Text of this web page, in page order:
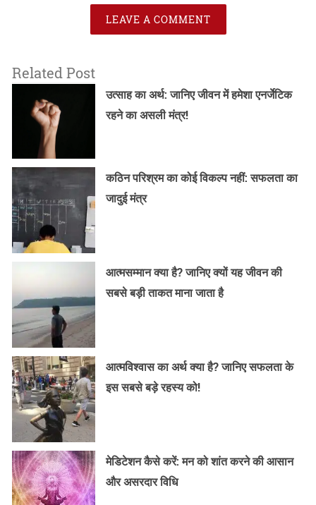
LEAVE A COMMENT
Related Post
उत्साह का अर्थ: जानिए जीवन में हमेशा एनर्जेटिक
रहने का असली मंत्र!
कठिन परिश्रम का कोई विकल्प नहीं: सफलता का
जादुई मंत्र
आत्मसम्मान क्या है? जानिए क्यों यह जीवन की
सबसे बड़ी ताकत माना जाता है
आत्मविश्वास का अर्थ क्या है? जानिए सफलता के
इस सबसे बड़े रहस्य को!
मेडिटेशन कैसे करें: मन को शांत करने की आसान
और असरदार विधि